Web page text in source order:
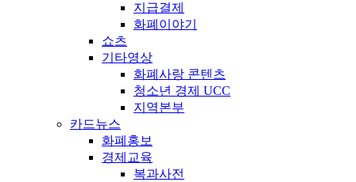
지급결제
화폐이야기
쇼츠
기타영상
화폐사랑 콘텐츠
청소년 경제 UCC
지역본부
카드뉴스
화폐홍보
경제교육
복과사전